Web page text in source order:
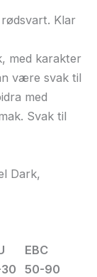
Klar
med karakter
være svak til
med
Svak til
Dark,
30 50-90